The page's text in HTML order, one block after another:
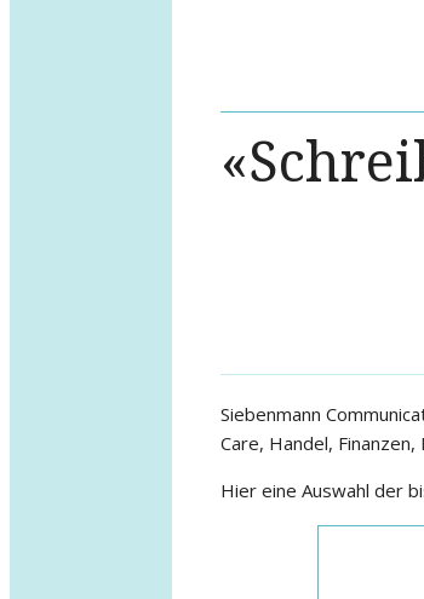
Siebenmann
Care, Handel,
Hier eine Auswahl der